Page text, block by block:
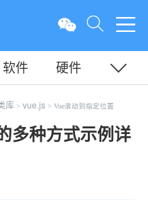
软件
硬件
库> vue.js> Vue滚动到指定位置
多种方式示例详